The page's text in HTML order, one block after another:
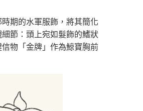
期的水軍服飾，將其簡化
節：頭上宛如髮飾的鰭狀
物「金牌」作為鯨寶胸前